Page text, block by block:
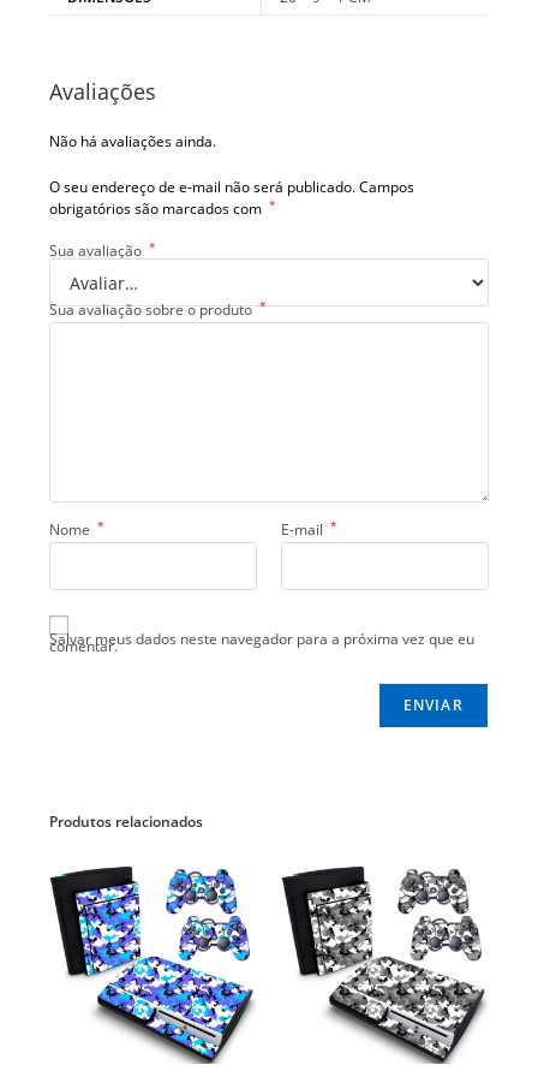
Avaliações
Não há avaliações ainda.
O seu endereço de e-mail não será publicado.Campos
obrigatórios são marcados com *
Sua avaliação *
Sua avaliação sobre o produto *
Nome * E-mail *
Salvar meus dados neste navegador para a próxima vez que eu
comentar.
Produtos relacionados